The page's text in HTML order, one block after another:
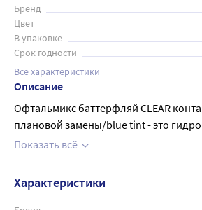
Бренд
Цвет
В упаковке
Срок годности
Все характеристики
Описание
Офтальмикс баттерфляй CLEAR
плановой замены/blue tint - это
контактные линзы с
для дневного режима ношения. Такой
предполагает ношение изделий не
Показать всё
Характеристики